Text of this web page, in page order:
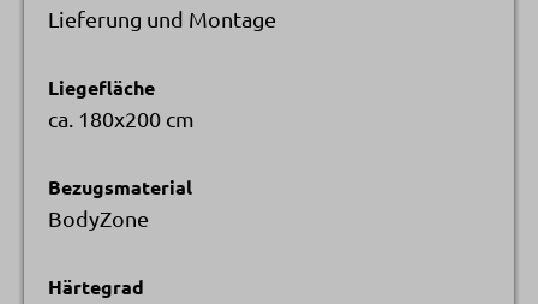
Lieferung und Montage
Liegefläche
ca. 180x200 cm
Bezugsmaterial
BodyZone
Härtegrad